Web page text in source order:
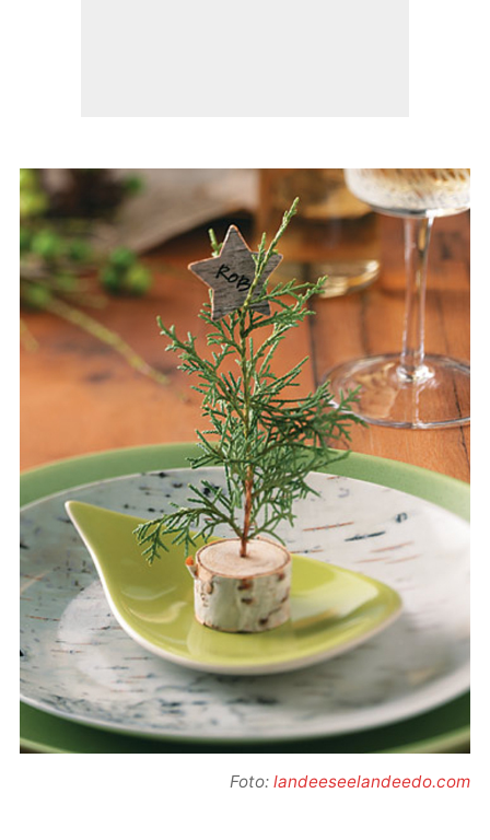
Foto: landeeseelandeedo.com